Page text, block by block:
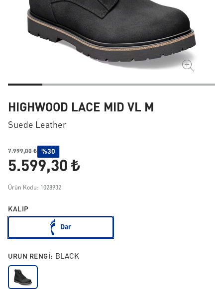
HIGHWOOD LACE MID VL M
Suede Leather
7.999,00 ₺ %30
5.599,30 ₺
Ürün Kodu: 1028932
KALIP
Dar
URUN RENGI: BLACK